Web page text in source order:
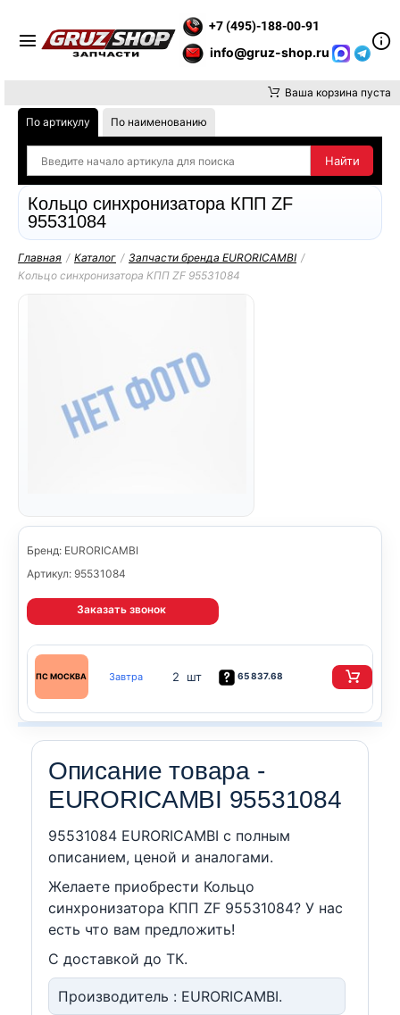
+7 (495)-188-00-91
info@gruz-shop.ru
Ваша корзина пуста
По артикулу По наименованию
Кольцо синхронизатора КПП ZF
95531084
Главная / Каталог / Запчасти бренда EURORICAMBI /
Кольцо синхронизатора КПП ZF 95531084
Бренд: EURORICAMBI
Артикул: 95531084
Заказать звонок
ПС МОСКВА Завтра 2 шт 65 837.68
Описание товара -
EURORICAMBI 95531084
95531084 EURORICAMBI c полным
описанием, ценой и аналогами.
Желаете приобрести Кольцо
синхронизатора КПП ZF 95531084? У нас
есть что вам предложить!
С доставкой до ТК.
Производитель : EURORICAMBI.